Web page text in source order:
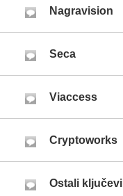
Nagravision
Seca
Viaccess
Cryptoworks
Ostali ključevi